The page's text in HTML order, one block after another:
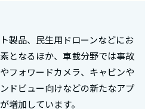
製品、民生用ドローンなどにお
となるほか、車載分野では事故
フォワードカメラ、キャビンや
ドビュー向けなどの新たなアプ
増加しています。